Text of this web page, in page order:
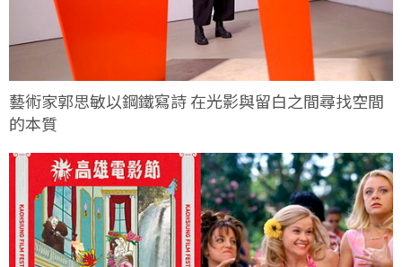
藝術家郭思敏以鋼鐵寫詩 在光影與留白之間尋找空間
的本質